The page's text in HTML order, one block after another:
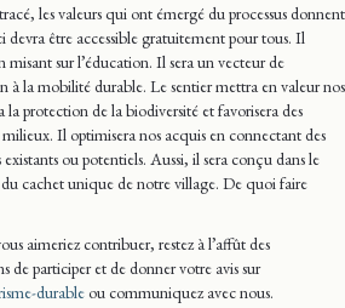
les valeurs qui ont émergé du processus donnent
devra être accessible gratuitement pour tous. Il
sur l’éducation. Il sera un vecteur de
à la mobilité durable. Le sentier mettra en valeur nos
protection de la biodiversité et favorisera des
Il optimisera nos acquis en connectant des
ou potentiels. Aussi, il sera conçu dans le
du cachet unique de notre village. De quoi faire
aimeriez contribuer, restez à l’affût des
de participer et de donner votre avis sur
durableou communiquez avec nous.